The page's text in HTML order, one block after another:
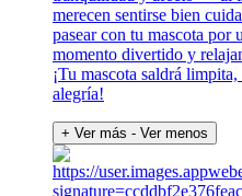
merecen sentirse bien
pasear con tu mascota por
momento divertido y
¡Tu mascota saldrá
alegría!
+ Ver más - Ver menos